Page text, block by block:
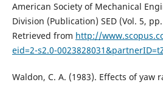
American Society of Mechanical
Division (Publication) SED (Vol. 5,
Retrieved from http://
eid=2-s2.0-
Waldon, C. A. (1983). Effects of